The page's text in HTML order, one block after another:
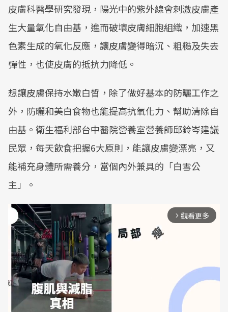
皮膚科醫學研究發現，陽光中的紫外線會刺激皮膚產
生大量氧化自由基，進而破壞皮膚細胞組織，加速黑
色素生成的氧化反應，讓皮膚變得暗沉、粗糙及失去
彈性，也使皮膚的抵抗力降低。
想讓皮膚保持水嫩白皙，除了做好基本的防曬工作之
外，防曬和美白食物也能提高抗氧化力、幫助清除自
由基。衛生福利部台中醫院營養室營養師邱鈴岑建議
民眾，每天飲食把握6大原則，能讓皮膚變漂亮，又
能補充身體所需養分，當個內外兼具的「白雪公
主」。
arrow_forward_ios 觀看更多